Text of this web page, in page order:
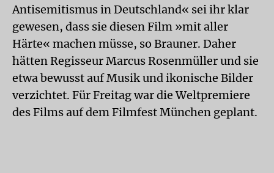
Antisemitismus in Deutschland« sei ihr klar
gewesen, dass sie diesen Film »mit aller
Härte« machen müsse, so Brauner. Daher
hätten Regisseur Marcus Rosenmüller und sie
etwa bewusst auf Musik und ikonische Bilder
verzichtet. Für Freitag war die Weltpremiere
des Films auf dem Filmfest München geplant.